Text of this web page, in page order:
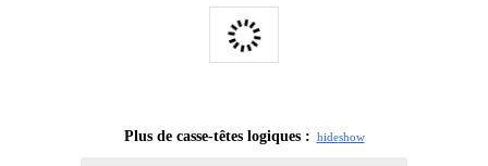
Plus de casse-têtes logiques : hideshow